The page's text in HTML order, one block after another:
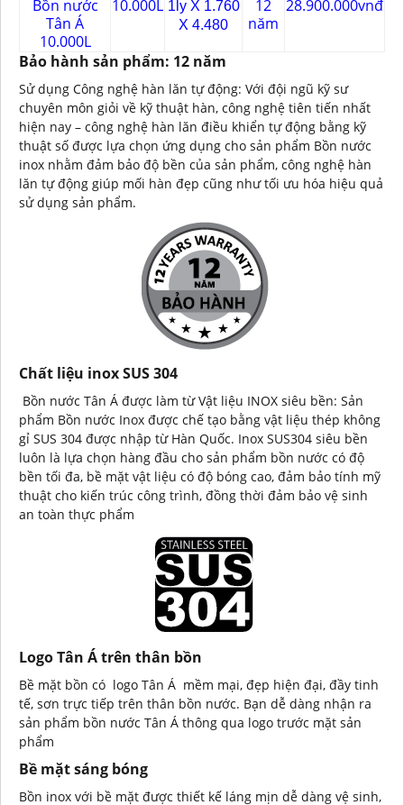
Bồn nước
Tân Á
10.000L
10.000L 1ly X 1.760
X 4.480
12
năm
28.900.000vnđ
Bảo hành sản phẩm: 12 năm
Sử dụng Công nghệ hàn lăn tự động: Với đội ngũ kỹ sư
chuyên môn giỏi về kỹ thuật hàn, công nghệ tiên tiến nhất
hiện nay – công nghệ hàn lăn điều khiển tự động bằng kỹ
thuật số được lựa chọn ứng dụng cho sản phẩm Bồn nước
inox nhằm đảm bảo độ bền của sản phẩm, công nghệ hàn
lăn tự động giúp mối hàn đẹp cũng như tối ưu hóa hiệu quả
sử dụng sản phẩm.
Chất liệu inox SUS 304
Bồn nước Tân Á được làm từ Vật liệu INOX siêu bền: Sản
phẩm Bồn nước Inox được chế tạo bằng vật liệu thép không
gỉ SUS 304 được nhập từ Hàn Quốc. Inox SUS304 siêu bền
luôn là lựa chọn hàng đầu cho sản phẩm bồn nước có độ
bền tối đa, bề mặt vật liệu có độ bóng cao, đảm bảo tính mỹ
thuật cho kiến trúc công trình, đồng thời đảm bảo vệ sinh
an toàn thực phẩm
Logo Tân Á trên thân bồn
Bề mặt bồn có logo Tân Á mềm mại, đẹp hiện đại, đầy tinh
tế, sơn trực tiếp trên thân bồn nước. Bạn dễ dàng nhận ra
sản phẩm bồn nước Tân Á thông qua logo trước mặt sản
phẩm
Bề mặt sáng bóng
Bồn inox với bề mặt được thiết kế láng mịn dễ dàng vệ sinh,